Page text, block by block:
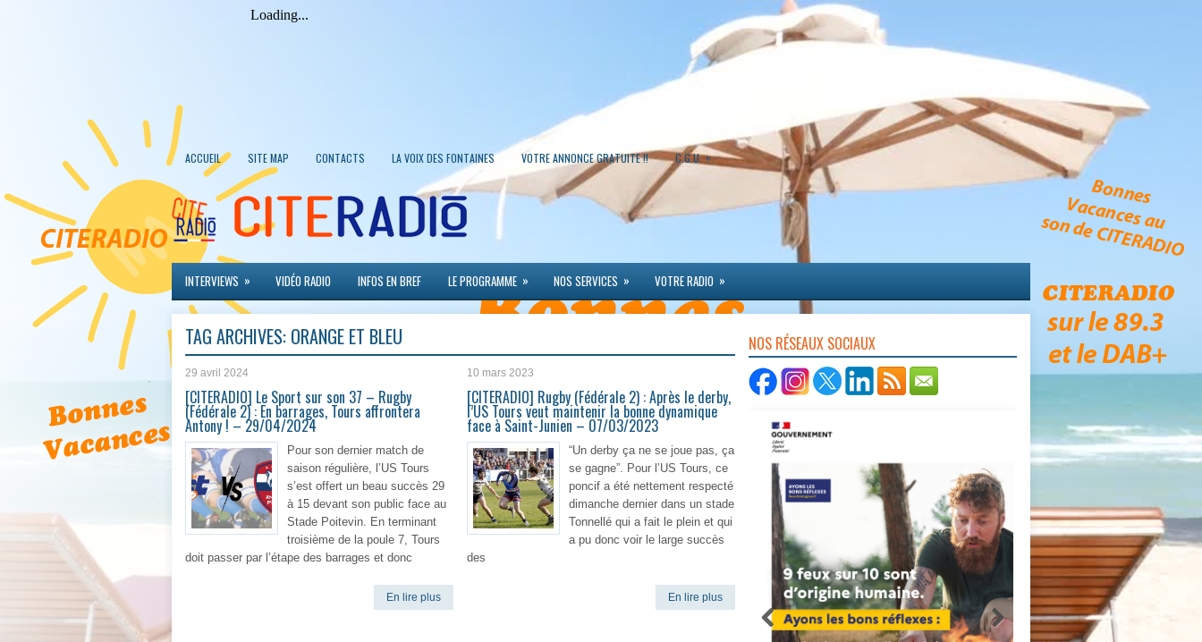
ACCUEIL SITE MAP CONTACTS LA VOIX DES FONTAINES VOTRE ANNONCE GRATUITE !! C.G.U. »
INTERVIEWS » VIDÉO RADIO INFOS EN BREF LE PROGRAMME » NOS SERVICES » VOTRE RADIO »
TAG ARCHIVES: ORANGE ET BLEU
29 avril 2024
[CITERADIO] Le Sport sur son 37 – Rugby
(Fédérale 2) : En barrages, Tours affrontera
Antony ! – 29/04/2024
Pour son dernier match de
saison régulière, l’US Tours
s’est offert un beau succès 29
à 15 devant son public face au
Stade Poitevin. En terminant
troisième de la poule 7, Tours
doit passer par l’étape des barrages et donc
En lire plus
10 mars 2023
[CITERADIO] Rugby (Fédérale 2) : Après le derby,
l’US Tours veut maintenir la bonne dynamique
face à Saint-Junien – 07/03/2023
“Un derby ça ne se joue pas, ça
se gagne”. Pour l’US Tours, ce
poncif a été nettement respecté
dimanche dernier dans un stade
Tonnellé qui a fait le plein et qui
a pu donc voir le large succès
des
En lire plus
NOS RÉSEAUX SOCIAUX